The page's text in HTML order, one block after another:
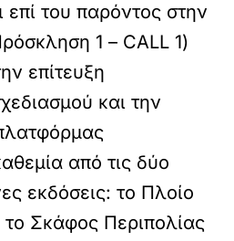
επί του παρόντος στην
1 – CALL 1)
επίτευξη
και την
από τις δύο
εκδόσεις: το Πλοίο
το Σκάφος Περιπολίας